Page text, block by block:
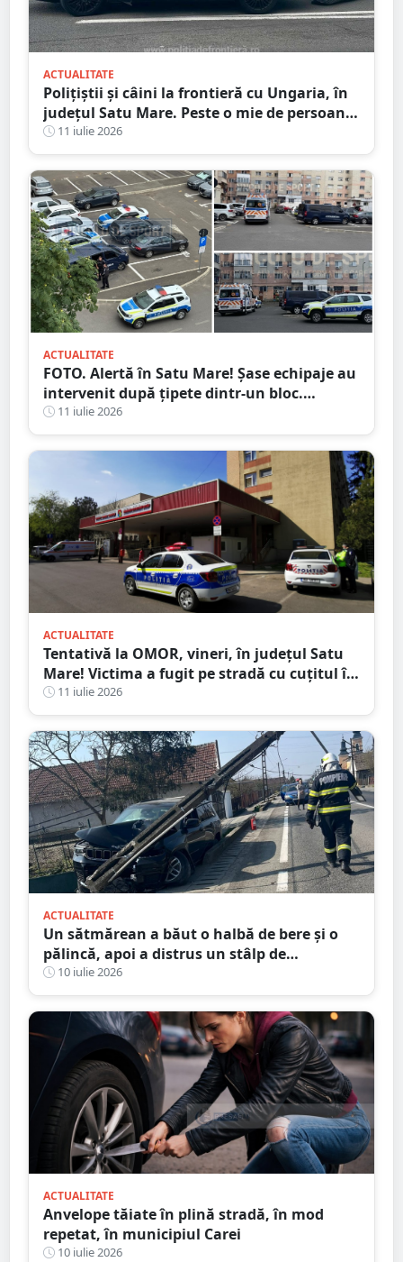
ACTUALITATE
Polițiștii și câini la frontieră cu Ungaria, în
județul Satu Mare. Peste o mie de persoane
verificate
11 iulie 2026
ACTUALITATE
FOTO. Alertă în Satu Mare! Șase echipaje au
intervenit după țipete dintr-un bloc.
Motivul i-a făcut pe toți să zâmbească
11 iulie 2026
ACTUALITATE
Tentativă la OMOR, vineri, în județul Satu
Mare! Victima a fugit pe stradă cu cuțitul în
piept
11 iulie 2026
ACTUALITATE
Un sătmărean a băut o halbă de bere și o
pălincă, apoi a distrus un stâlp de
electricitate
10 iulie 2026
ACTUALITATE
Anvelope tăiate în plină stradă, în mod
repetat, în municipiul Carei
10 iulie 2026